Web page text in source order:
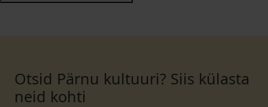
Otsid Pärnu kultuuri? Siis külasta
neid kohti